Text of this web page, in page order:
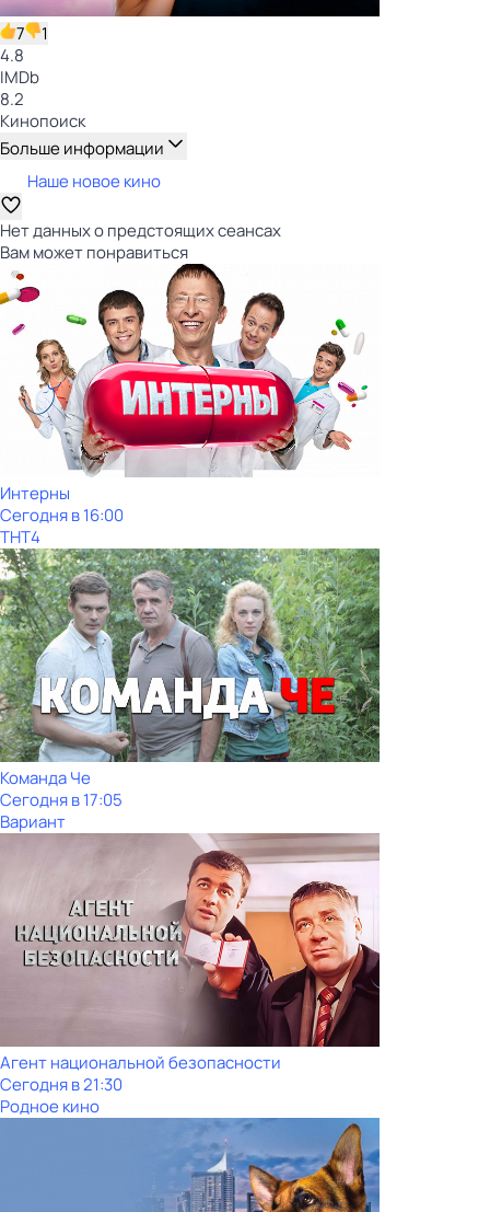
7
1
4.8
IMDb
8.2
Кинопоиск
Больше информации
Наше новое кино
Нет данных о предстоящих сеансах
Вам может понравиться
Интерны
Сегодня в 16:00
ТНТ4
Команда Че
Сегодня в 17:05
Вариант
Агент национальной безопасности
Сегодня в 21:30
Родное кино